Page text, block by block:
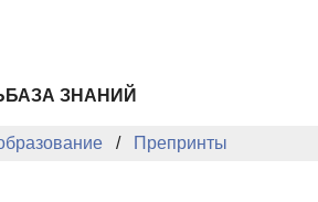
БАЗА ЗНАНИЙ
Препринты